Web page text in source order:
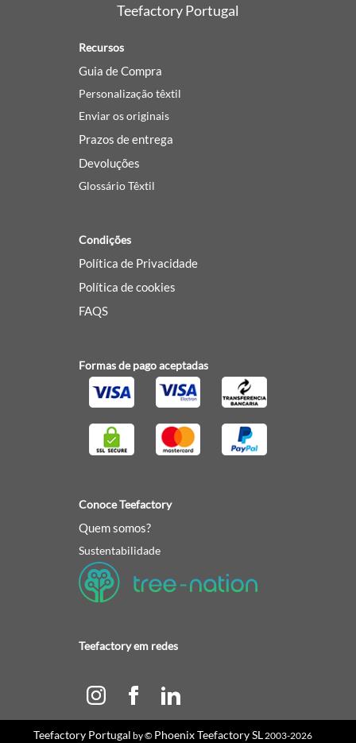
Teefactory Portugal
Recursos
Guia de Compra
Personalização têxtil
Enviar os originais
Prazos de entrega
Devoluções
Glossário Têxtil
Condições
Política de Privacidade
Política de cookies
FAQS
Formas de pago aceptadas
Conoce Teefactory
Quem somos?
Sustentabilidade
Teefactory em redes
Teefactory Portugal by © Phoenix Teefactory SL2003-2026